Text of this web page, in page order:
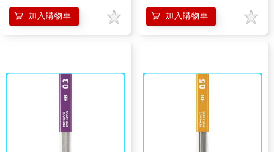
加入購物車 加入購物車